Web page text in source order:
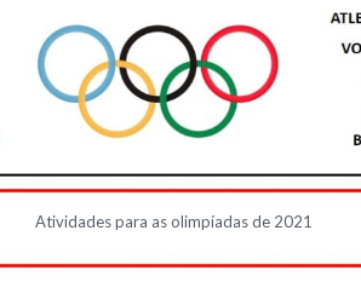
Atividades para as olimpíadas de 2021